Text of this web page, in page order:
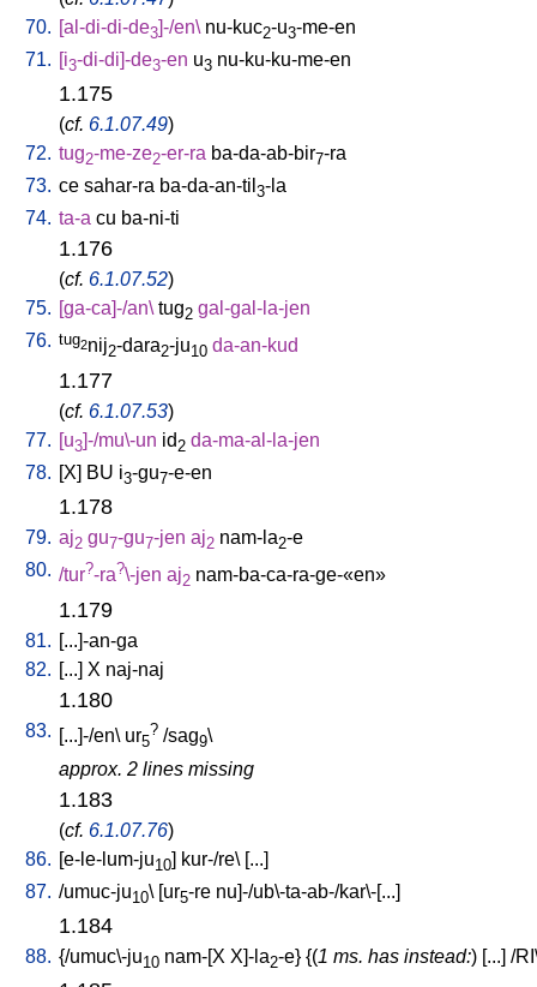
70. [al-di-di-de3]-/en\ nu-kuc2-u3-me-en
71. [i3-di-di]-de3-en u3 nu-ku-ku-me-en
1.175
(cf. 6.1.07.49)
72. tug2-me-ze2-er-ra ba-da-ab-bir7-ra
73. ce sahar-ra ba-da-an-til 3-la
74. ta-a cu ba-ni-ti
1.176
(cf. 6.1.07.52)
75. [ga-ca]-/an\ tug2 gal-gal-la-jen
76. tug2nij2-dara2-ju10 da-an-kud
1.177
(cf. 6.1.07.53)
77. [u3]-/mu\-un id 2 da-ma-al-la-jen
78. [X] BU i3-gu7-e-en
1.178
79. aj2 gu7-gu7-jen aj2 nam-la2-e
80. /tur?-ra?\-jen aj2 nam-ba-ca-ra-ge-«en»
1.179
81. [...]-an-ga
82. [...] X naj-naj
1.180
83. [...]-/en\ ur5
? /sag9\
approx. 2 lines missing
1.183
(cf. 6.1.07.76)
86. [e-le-lum-ju10] kur-/re\ [...]
87. /umuc-ju10\ [ur5-re nu]-/ub\-ta-ab-/kar\-[...]
1.184
88. {/umuc\-ju10 nam-[X X]-la2-e} {(1 ms. has instead:) [...] /RI